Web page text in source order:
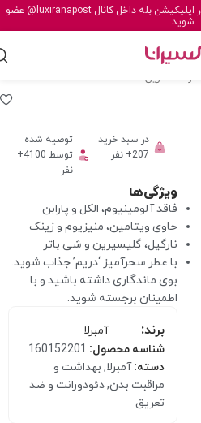
اپلیکیشن بله داخل کانال@luxiranapost عضو
شوید.
و ضد تعریق
کنید
در سبد خرید
207+ نفر
توصیه شده
توسط 4100+
نفر
ویژگی‌ها
فاقد آلومینیوم، الکل و پارابن
حاوی ویتامین، منیزیوم و زینک
نارگیل، گلیسیرین و شی باتر
با عطر سحرآمیز ‘دریم’ جذاب شوید.
بوی ماندگاری داشته باشید و با
اطمینان برجسته شوید.
برند:
آمبرلا
شناسه محصول: 160152201
دسته: آمبرلا, بهداشت و
مراقبت بدن,دئودورانت و ضد
تعریق